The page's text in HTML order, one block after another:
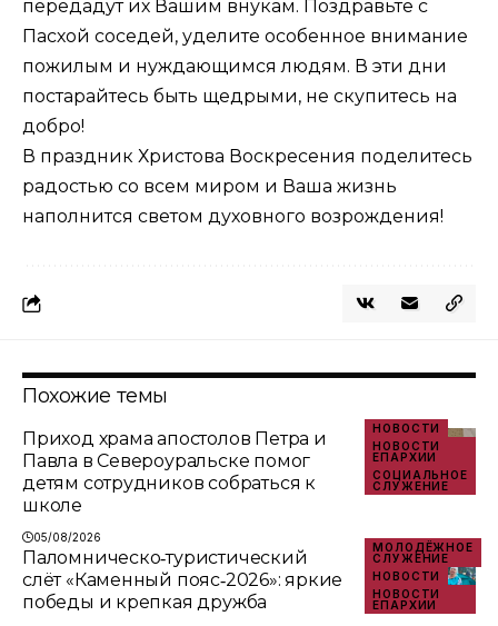
передадут их Вашим внукам. Поздравьте с
Пасхой соседей, уделите особенное внимание
пожилым и нуждающимся людям. В эти дни
постарайтесь быть щедрыми, не скупитесь на
добро!
В праздник Христова Воскресения поделитесь
радостью со всем миром и Ваша жизнь
наполнится светом духовного возрождения!
Похожие темы
НОВОСТИ
НОВОСТИ
ЕПАРХИИ
СОЦИАЛЬНОЕ
СЛУЖЕНИЕ
Приход храма апостолов Петра и
Павла в Североуральске помог
детям сотрудников собраться к
школе
05/08/2026
МОЛОДЁЖНОЕ
СЛУЖЕНИЕ
НОВОСТИ
НОВОСТИ
ЕПАРХИИ
Паломническо‑туристический
слёт «Каменный пояс‑2026»: яркие
победы и крепкая дружба